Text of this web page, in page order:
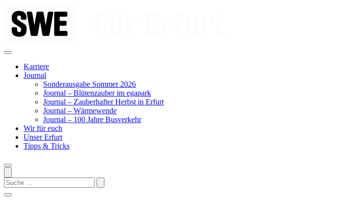
Inhalt
springen
Karriere
Journal
Sonderausgabe Sommer 2026
Journal – Blütenzauber im egapark
Journal – Zauberhafter Herbst in Erfurt
Journal – Wärmewende
Journal – 100 Jahre Busverkehr
Wir für euch
Unser Erfurt
Tipps & Tricks
Search